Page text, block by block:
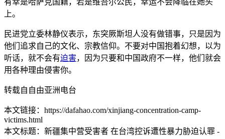
有幸是哈萨克国籍，若是维吾尔公民，幸运不会降临在她头
上。
民进党立委林静仪表示，东突厥斯坦人没有做错事，只是因为
他们追求自己的文化、宗教信仰。不要对中国抱着幻想，以为
听话，就不会有迫害，因为只要和中国政府不一样，他们就会
用各种理由侵害你。
转载自自由亚洲电台
本文链接：https://dafahao.com/xinjiang-concentration-camp-
victims.html
本文标题：新疆集中营受害者 在台湾控诉遭性暴力胁迫认罪 -